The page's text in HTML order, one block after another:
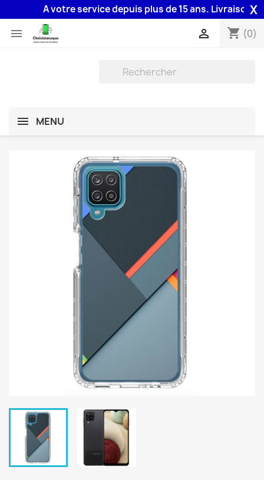
A votre service depuis plus de 15 ans. Livraison X
 shopping_cart (0)

MENU